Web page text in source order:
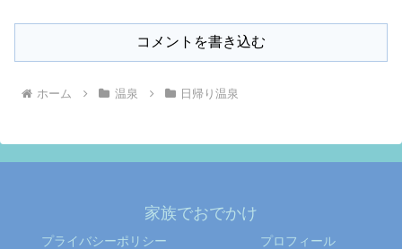
コメントを書き込む
ホーム 温泉 日帰り温泉
家族でおでかけ
プライバシーポリシー
プロフィール